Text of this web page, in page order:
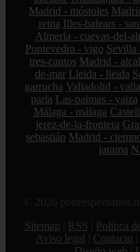
Madrid - móstoles
reina Illes-balears -
Almería - cuevas-del-
Pontevedra - vigo Sevilla
tres-cantos Madrid -
de-mar Lleida - lleida
garrucha Valladolid -
parla Las-palmas - yaiza
Málaga - málaga
jerez-de-la-frontera
sebastián Madrid -
jarama
© 2026
Sitemap
RSS Política
Aviso legal
Contacto